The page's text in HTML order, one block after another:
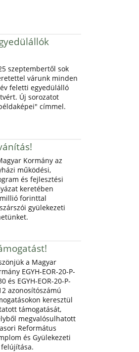
szeptembertől sok
várunk minden
feletti egyedülálló
Új sorozatot
címmel.
Kormány az
működési,
és fejlesztési
keretében
forinttal
gyülekezeti
a Magyar
EGYH-EOR-20-P-
és EGYH-EOR-20-P-
azonosítószámú
keresztül
támogatását,
megvalósulhatott
Református
és Gyülekezeti